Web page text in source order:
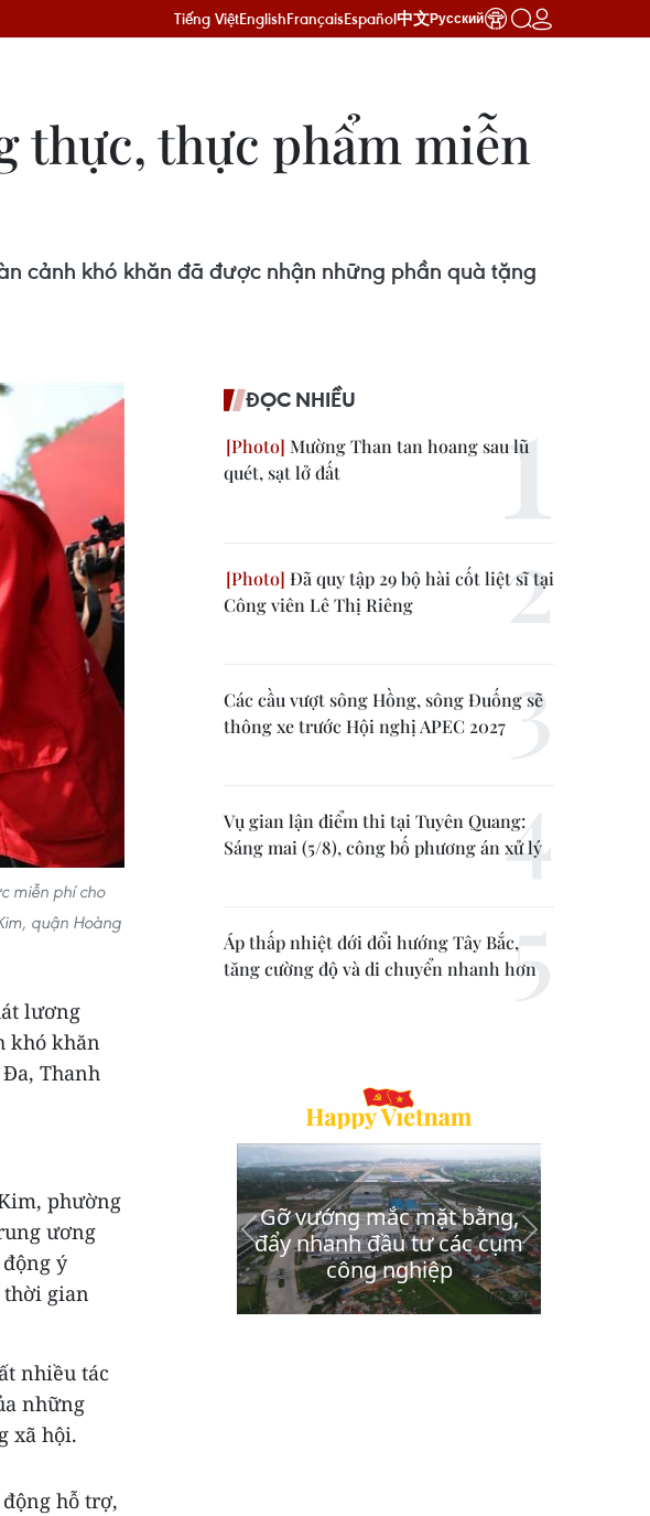
Tiếng ViệtEnglishFrançaisEspañol中文Русский
thực, thực phẩm miễn
cảnh khó khăn đã được nhận những phần quà tặng
miễn phí cho
quận Hoàng
lương
khó khăn
Thanh
phường
ương
ý
gian
nhiều tác
những
xã hội.
hỗ trợ,
ĐỌC NHIỀU
Mường Than tan hoang sau lũ
quét, sạt lở đất
Đã quy tập 29 bộ hài cốt liệt sĩ tại
Công viên Lê Thị Riêng
Các cầu vượt sông Hồng, sông Đuống sẽ
thông xe trước Hội nghị APEC 2027
Vụ gian lận điểm thi tại Tuyên Quang:
Sáng mai (5/8), công bố phương án xử lý
Áp thấp nhiệt đới đổi hướng Tây Bắc,
tăng cường độ và di chuyển nhanh hơn